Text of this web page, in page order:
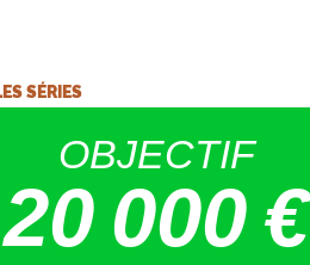
SÉRIES
OBJECTIF
20 000 €